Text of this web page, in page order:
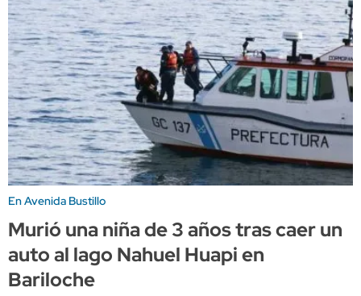
En Avenida Bustillo
Murió una niña de 3 años tras caer un
auto al lago Nahuel Huapi en
Bariloche